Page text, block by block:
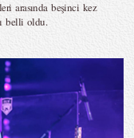
arasında beşinci kez
belli oldu.